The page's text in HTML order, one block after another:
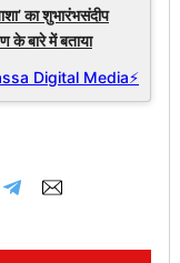
का शुभारंभसंदीप
बारे में बताया
Digital Media⚡